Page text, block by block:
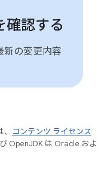
確認する
新の変更内容
コンテンツ ライセンス
OpenJDK は Oracle およ